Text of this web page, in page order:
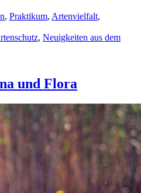
, Praktikum, Artenvielfalt,
, Neuigkeiten aus dem
und Flora